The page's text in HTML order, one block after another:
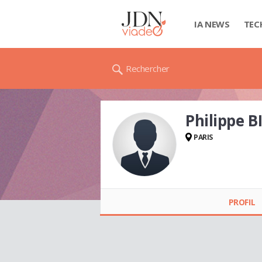
IA NEWS
Rechercher
Philippe
PARIS
PROFIL